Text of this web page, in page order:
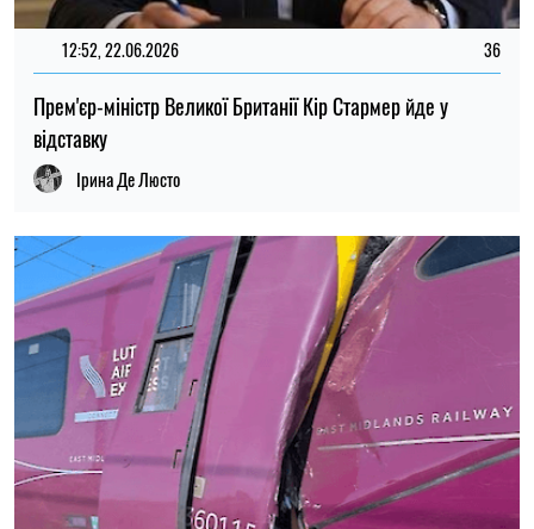
12:52, 22.06.2026 36
Прем'єр-міністр Великої Британії Кір Стармер йде у
відставку
Ірина Де Люсто